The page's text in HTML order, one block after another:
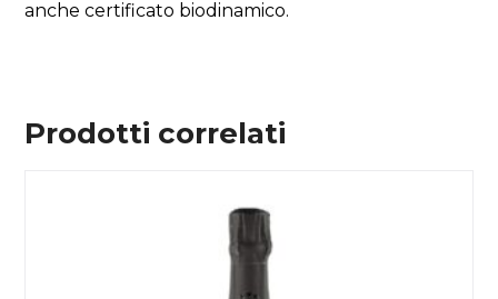
anche certificato biodinamico.
Prodotti correlati